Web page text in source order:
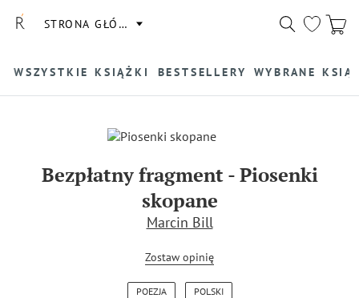
STRONA GŁÓWNA
WSZYSTKIE KSIĄŻKI BESTSELLERY WYBRANE
Bezpłatny fragment-Piosenki
skopane
Marcin Bill
Zostaw opinię
POEZJA POLSKI